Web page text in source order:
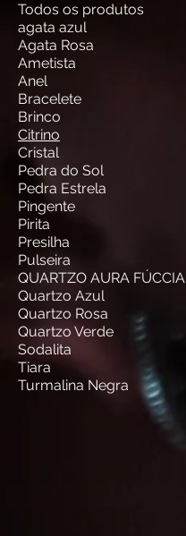
Todos os produtos
agata azul
Agata Rosa
Ametista
Anel
Bracelete
Brinco
Citrino
Cristal
Pedra do Sol
Pedra Estrela
Pingente
Pirita
Presilha
Pulseira
QUARTZO AURA FÚCCIA
Quartzo Azul
Quartzo Rosa
Quartzo Verde
Sodalita
Tiara
Turmalina Negra